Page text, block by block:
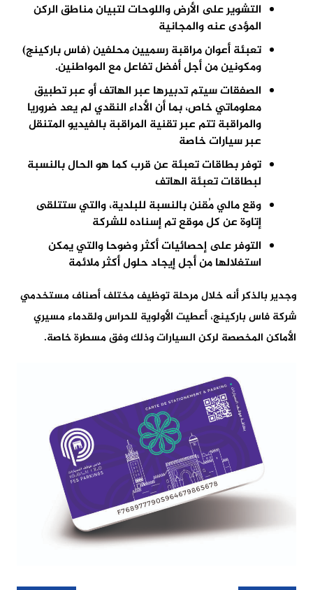
التشوير على الأرض واللوحات لتبيان مناطق الركن
المؤدى عنه والمجانية
تعبئة أعوان مراقبة رسميين محلفين (فاس باركينج)
ومكونين من أجل أفضل تفاعل مع المواطنين.
الصفقات سيتم تدبيرها عبر الهاتف أو عبر تطبيق
معلوماتي خاص، بما أن الأداء النقدي لم يعد ضروريا
والمراقبة تتم عبر تقنية المراقبة بالفيديو المتنقل
عبر سيارات خاصة
توفر بطاقات تعبئة عن قرب كما هو الحال بالنسبة
لبطاقات تعبئة الهاتف
وقع مالي مُقنن بالنسبة للبلدية، والتي ستتلقى
إتاوة عن كل موقع تم إسناده للشركة
التوفر على إحصائيات أكثر وضوحا والتي يمكن
استغلالها من أجل إيجاد حلول أكثر ملائمة
وجدير بالذكر أنه خلال مرحلة توظيف مختلف أصناف مستخدمي
شركة فاس باركينج، أعطيت الأولوية للحراس ولقدماء مسيري
الأماكن المخصصة لركن السيارات وذلك وفق مسطرة خاصة.